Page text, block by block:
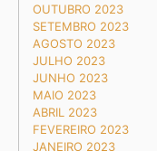
OUTUBRO 2023
SETEMBRO 2023
AGOSTO 2023
JULHO 2023
JUNHO 2023
MAIO 2023
ABRIL 2023
FEVEREIRO 2023
JANEIRO 2023